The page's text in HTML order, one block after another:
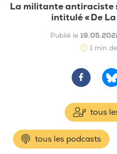
La militante antiraciste
intitulé « De
Publié le
1 min
tous
tous les podcasts